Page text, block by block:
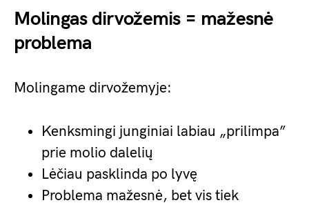
Molingas dirvožemis = mažesnė
problema
Molingame dirvožemyje:
Kenksmingi junginiai labiau „prilimpa”
prie molio dalelių
Lėčiau pasklinda po lyvę
Problema mažesnė, bet vis tiek